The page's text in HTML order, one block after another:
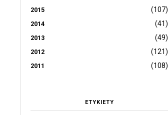
2015 (107)
2014 (41)
2013 (49)
2012 (121)
2011 (108)
ETYKIETY